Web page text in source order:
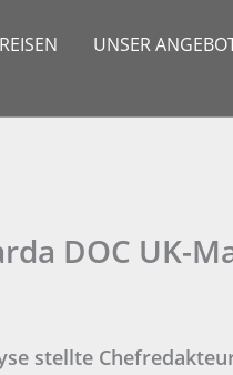
UNSER
DOC UK-
stellte